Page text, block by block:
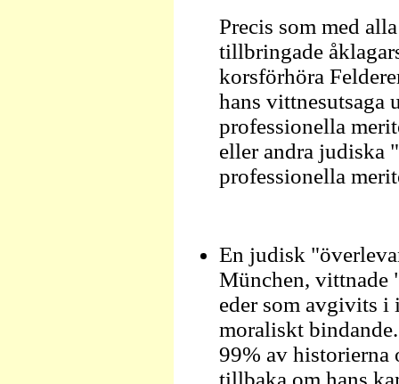
Precis som med
tillbringade
korsförhöra
hans vittnesutsaga
professionella
eller andra judiska
professionella
En judisk
München, vittnade
eder som avgivits i
moraliskt
99% av historierna
tillbaka om hans